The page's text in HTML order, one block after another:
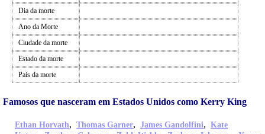
Dia da morte
Ano da Morte
Ciudade da morte
Estado da morte
Pais da morte
Famosos que nasceram em Estados Unidos como Kerry King
Ethan Horvath, Thomas Garner, James Gandolfini, Kate